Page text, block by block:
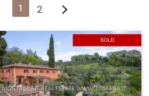
1 2 chevron_right